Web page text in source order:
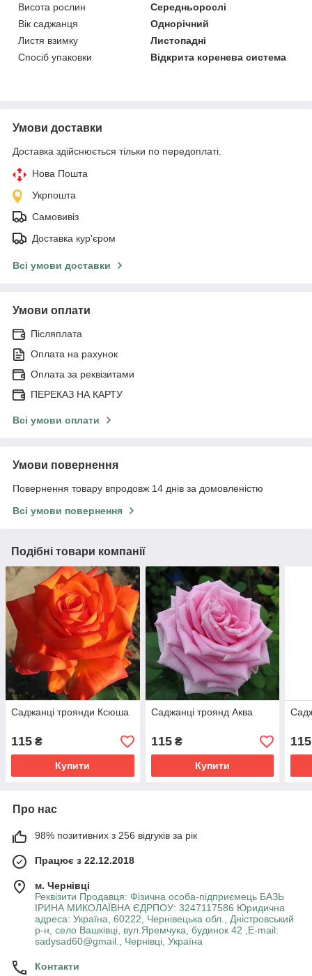
Висота рослин
Середньорослі
Вік саджанця
Однорічний
Листя взимку
Листопадні
Спосіб упаковки
Відкрита коренева система
Умови доставки
Доставка здійснюється тільки по передоплаті.
Нова Пошта
Укрпошта
Самовивіз
Доставка кур'єром
Всі умови доставки
Умови оплати
Післяплата
Оплата на рахунок
Оплата за реквізитами
ПЕРЕКАЗ НА КАРТУ
Всі умови оплати
Умови повернення
Повернення товару впродовж 14 днів за домовленістю
Всі умови повернення
Подібні товари компанії
Саджанці троянди Ксюша
115 ₴
Купити
Саджанці троянд Аква
115₴
Купити
115
Про нас
98% позитивних з 256 відгуків за рік
Працює з 22.12.2018
м. Чернівці
Реквізити Продавця: Фізична особа-підприємець БАЗЬ
ІРИНА МИКОЛАЇВНА ЄДРПОУ: 3247117586 Юридична
адреса: Україна, 60222, Чернівецька обл., Дністровський
р-н, село Вашківці, вул.Яремчука, будинок 42 ,E-mail:
sadysad60@gmail., Чернівці, Україна
Контакти